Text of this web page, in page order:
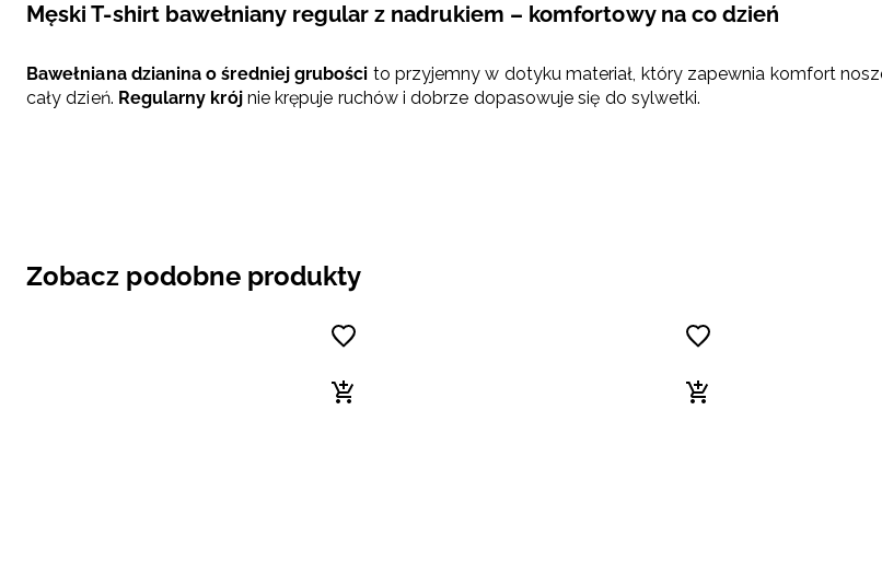
Męski T-shirt bawełniany regular z nadrukiem – komfortowy na co dzień
Bawełniana dzianina o średniej grubości to przyjemny w dotyku materiał, który zapewnia komfort
cały dzień. Regularny krójnie krępuje ruchów i dobrze dopasowuje się do sylwetki.
Zobacz podobne produkty